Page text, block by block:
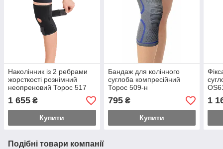
Наколінник із 2 ребрами
жорсткості рознімний
неопреновий Торос 517
1 655 ₴
Купити
Бандаж для колінного
суглоба компресійний
Торос 509-н
795₴
Купити
1
Подібні товари компанії